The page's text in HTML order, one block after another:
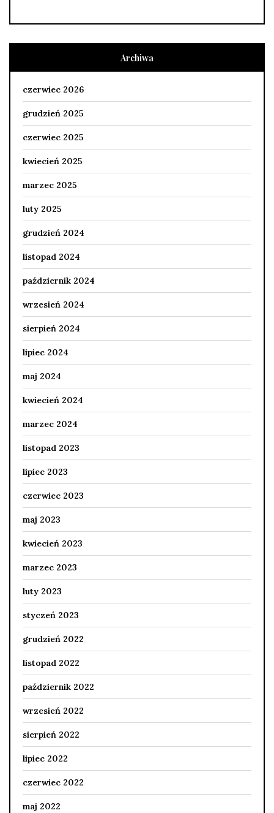
Archiwa
czerwiec 2026
grudzień 2025
czerwiec 2025
kwiecień 2025
marzec 2025
luty 2025
grudzień 2024
listopad 2024
październik 2024
wrzesień 2024
sierpień 2024
lipiec 2024
maj 2024
kwiecień 2024
marzec 2024
listopad 2023
lipiec 2023
czerwiec 2023
maj 2023
kwiecień 2023
marzec 2023
luty 2023
styczeń 2023
grudzień 2022
listopad 2022
październik 2022
wrzesień 2022
sierpień 2022
lipiec 2022
czerwiec 2022
maj 2022